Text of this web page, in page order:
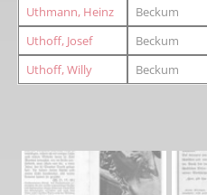
Uthmann, Heinz
Beckum
Uthoff, Josef
Beckum
Uthoff, Willy
Beckum